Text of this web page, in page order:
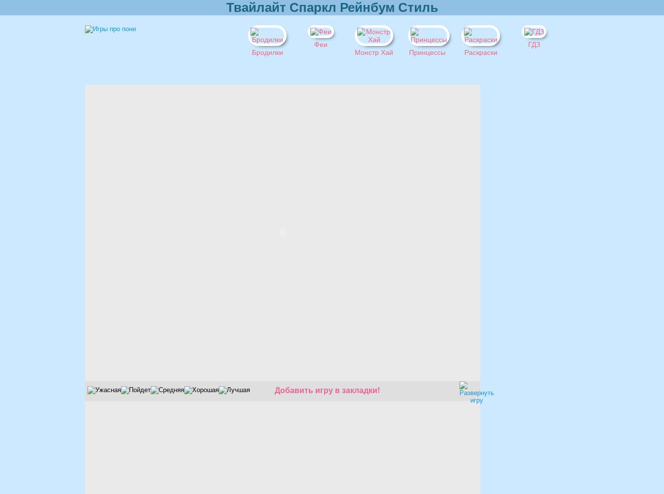
Твайлайт Спаркл Рейнбум Стиль
Бродилки
Феи
Монстр Хай
Принцессы Раскраски
ГДЗ
Добавить игру в закладки!